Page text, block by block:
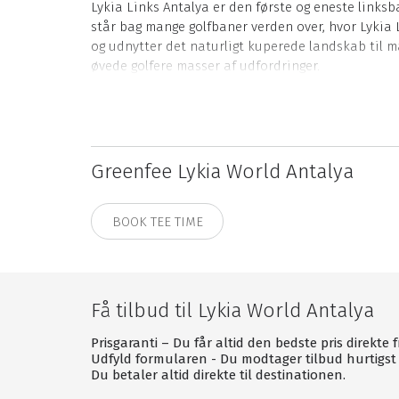
Lykia Links Antalya er den første og eneste
står bag mange golfbaner verden over, hvor
og udnytter det naturligt kuperede landskab til
øvede golfere masser af udfordringer.
en afslappet atmosfære, så du kan koble helt af
på din private balkon og fordøje alle indtrykkene,
Restaurant
Lykia Links Antalya byder på unikke
I klubhuset kan du nyde lette retter og lidt koldt
Med all inclusive kan du spise dine måltider i
og herefter kan du bestille det, du ønsker fra
Greenfee Lykia World Antalya
BOOK TEE TIME
Få tilbud til Lykia World Antalya
Prisgaranti – Du får altid den bedste pris direkte
Udfyld formularen - Du modtager tilbud hurtigst
Du betaler altid direkte til destinationen.